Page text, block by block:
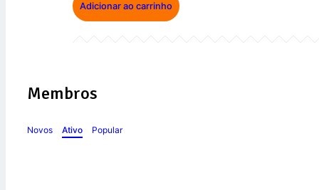
Adicionar ao carrinho
Membros
Novos Ativo Popular